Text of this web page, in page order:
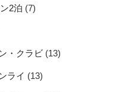
2泊 (7)
・クラビ (13)
ライ (13)